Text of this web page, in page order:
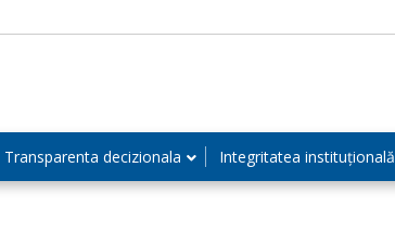
Transparenta decizionala Integritatea instituțională